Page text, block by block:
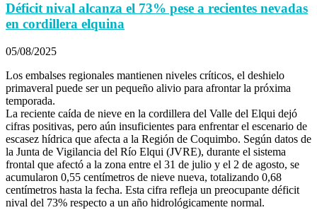
Déficit nival alcanza el 73% pese a recientes nevadas
en cordillera elquina
05/08/2025
Los embalses regionales mantienen niveles críticos, el deshielo
primaveral puede ser un pequeño alivio para afrontar la próxima
temporada.
La reciente caída de nieve en la cordillera del Valle del Elqui dejó
cifras positivas, pero aún insuficientes para enfrentar el escenario de
escasez hídrica que afecta a la Región de Coquimbo. Según datos de
la Junta de Vigilancia del Río Elqui (JVRE), durante el sistema
frontal que afectó a la zona entre el 31 de julio y el 2 de agosto, se
acumularon 0,55 centímetros de nieve nueva, totalizando 0,68
centímetros hasta la fecha. Esta cifra refleja un preocupante déficit
nival del 73% respecto a un año hidrológicamente normal.